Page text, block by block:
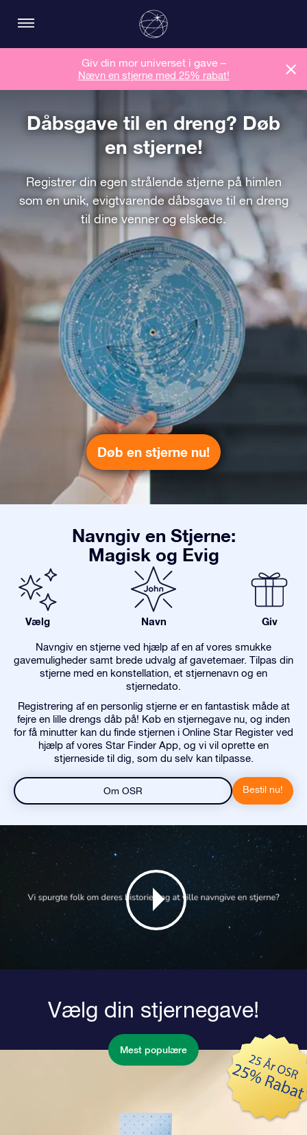
Giv din mor universet i gave –
Nævn en stjerne med 25% rabat!
Dåbsgave til en dreng? Døb
en stjerne!
Registrer din egen strålende stjerne på himlen
som en unik, evigtvarende dåbsgave til en dreng
til dine venner og elskede.
Døb en stjerne nu!
Navngiv en Stjerne:
Magisk og Evig
Vælg Navn Giv
Navngiv en stjerne ved hjælp af en af vores smukke
gavemuligheder samt brede udvalg af gavetemaer. Tilpas din
stjerne med en konstellation, et stjernenavn og en
stjernedato.
Registrering af en personlig stjerne er en fantastisk måde at
fejre en lille drengs dåb på! Køb en stjernegave nu, og inden
for få minutter kan du finde stjernen i Online Star Register ved
hjælp af vores Star Finder App, og vi vil oprette en
stjerneside til dig, som du selv kan tilpasse.
Om OSR Bestil nu!
Vælg din stjernegave!
Mest populære